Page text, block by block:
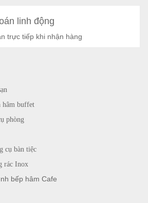
linh động
trực tiếp khi nhận hàng
hâm buffet
phòng
cụ bàn tiệc
rác Inox
bếp hâm Cafe